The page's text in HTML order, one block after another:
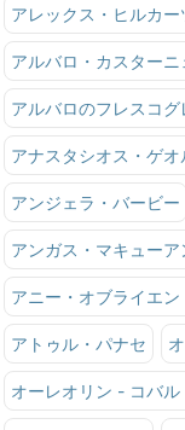
アレックス・ヒルカー
アルバロ・カスターニ
アルバロのフレスコグ
アナスタシオス・ゲオ
アンジェラ・バービー
アンガス・マキューア
アニー・オブライエン
アトゥル・パナセ
オーレオリン - コバル